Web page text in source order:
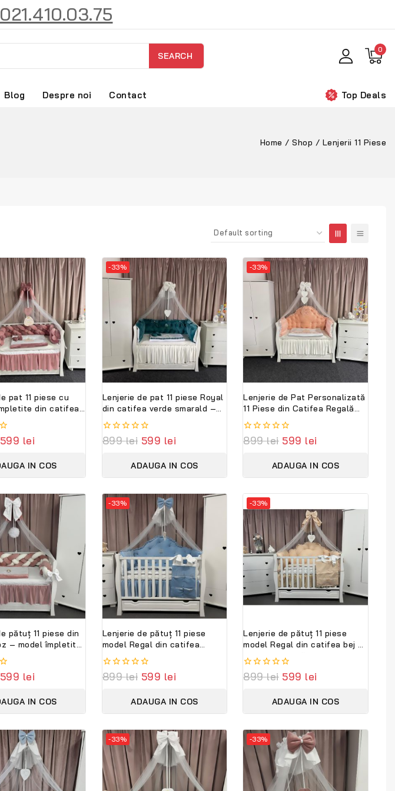
SEARCH
0
Blog Despre noi Contact Top Deals
Home / Shop / Lenjerii 11 Piese
pat 11 piese cu
din catifea
PeppiBambini
599 lei
IN COS
-33%
Lenjerie de pat 11 piese Royal
din catifea verde smarald –
Set complet personalizabil
PeppiBambini Premium
0
899lei 599 lei
ADAUGA IN COS
-33%
Lenjerie de Pat Personalizată
11 Piese din Catifea Regală
Somon – Set Premium pentru
Pătuț Bebe PeppiBambini
0
899lei 599 lei
ADAUGA IN COS
pătuț 11 piese din
– model împletit
cu numele
599 lei
IN COS
-33%
Lenjerie de pătuț 11 piese
model Regal din catifea
albastru royal –
personalizabilă, premium
PeppiBambini
0
899lei 599 lei
ADAUGA IN COS
-33%
Lenjerie de pătuț 11 piese
model Regal din catifea bej –
personalizabilă, premium
PeppiBambini
0
899lei 599 lei
ADAUGA IN COS
-33% -33%